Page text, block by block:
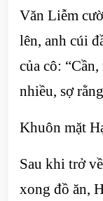
Văn Liễm
lên, anh cúi
của cô:
nhiều, sợ
Khuôn mặt
Sau khi trở
xong đồ ăn,